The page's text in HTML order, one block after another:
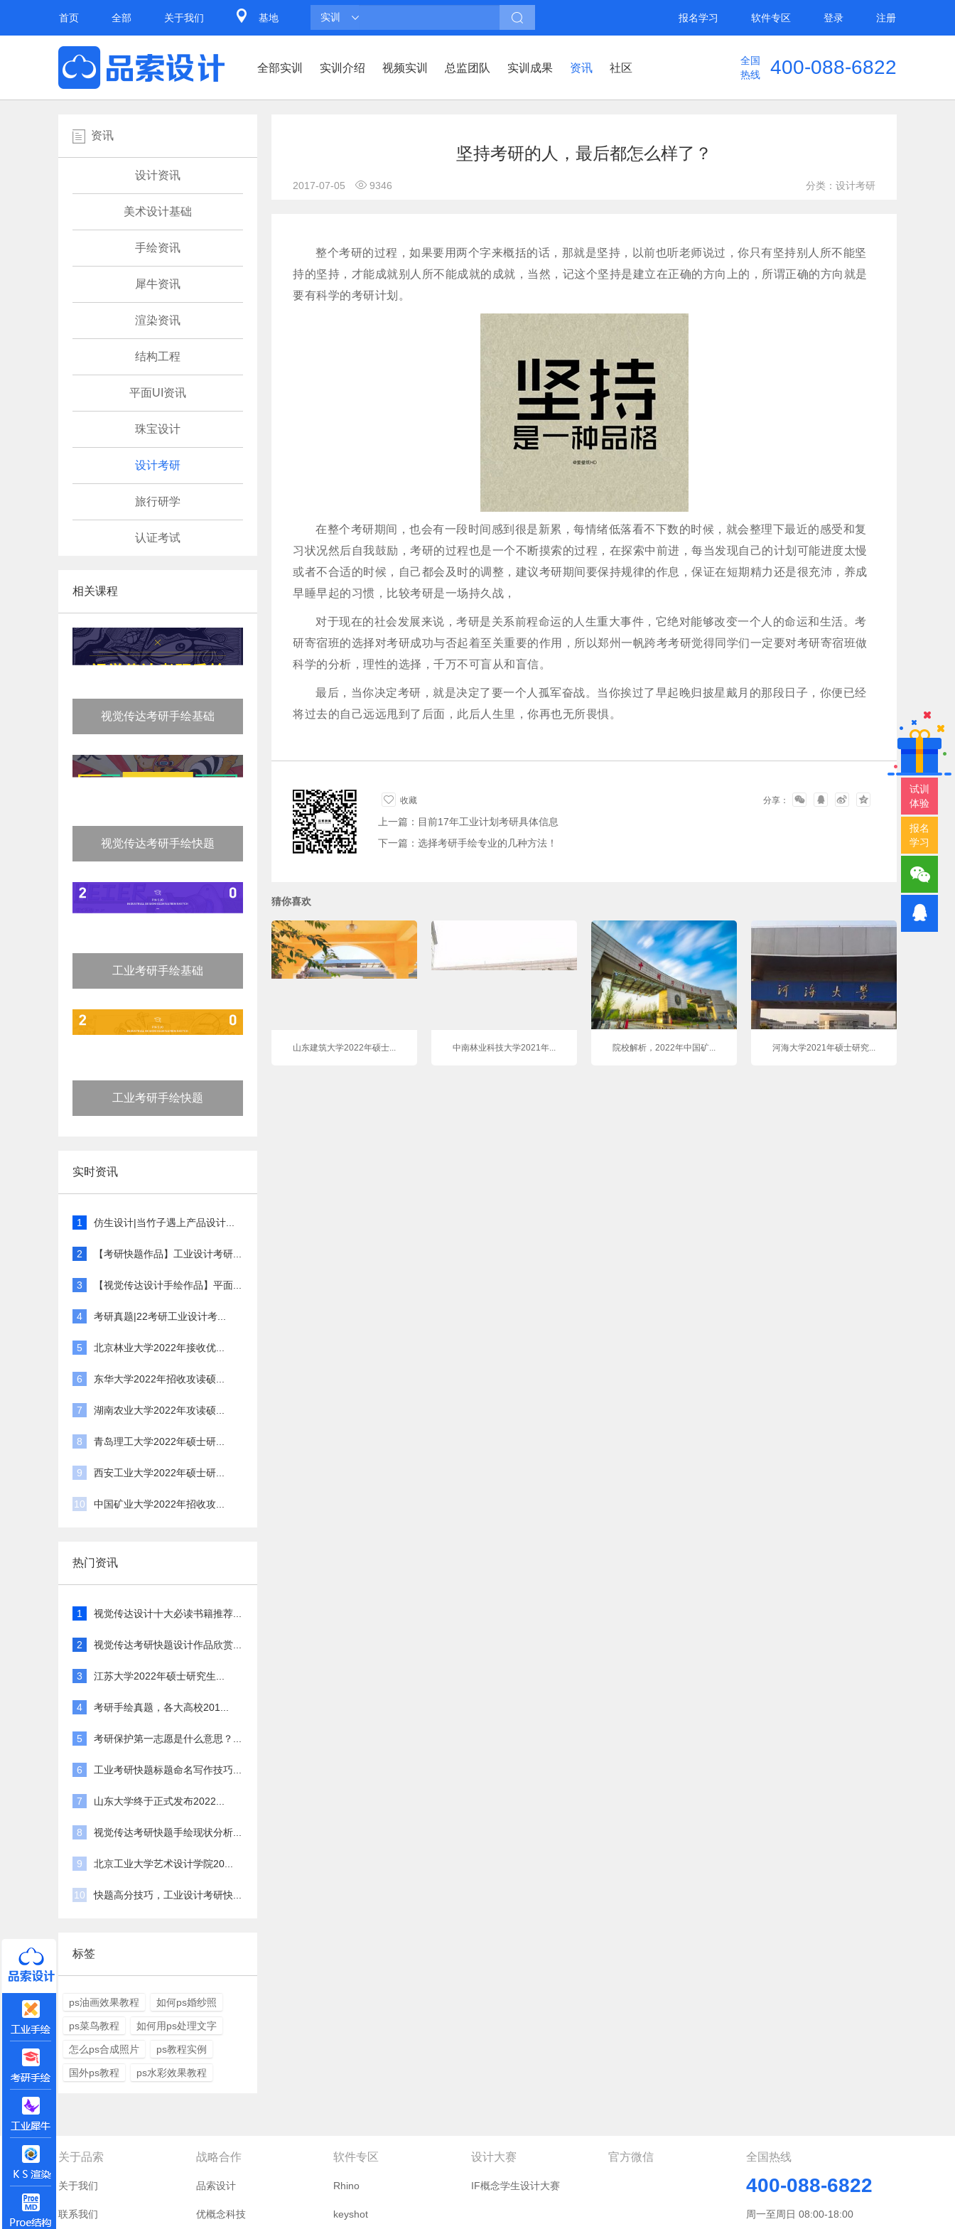
首页 全部 关于我们 基地 实训 注册
登录
软件专区
报名学习
全部实训 实训介绍 视频实训 总监团队 实训成果 资讯 社区
全国
热线
400-088-6822
资讯
设计资讯
美术设计基础
手绘资讯
犀牛资讯
渲染资讯
结构工程
平面UI资讯
珠宝设计
设计考研
旅行研学
认证考试
相关课程
视觉传达考研手绘基础
视觉传达考研手绘快题
工业考研手绘基础
工业考研手绘快题
实时资讯
1 仿生设计|当竹子遇上产品设计...
2 【考研快题作品】工业设计考研...
3 【视觉传达设计手绘作品】平面...
4 考研真题|22考研工业设计考...
5 北京林业大学2022年接收优...
6 东华大学2022年招收攻读硕...
7 湖南农业大学2022年攻读硕...
8 青岛理工大学2022年硕士研...
9 西安工业大学2022年硕士研...
10 中国矿业大学2022年招收攻...
热门资讯
1 视觉传达设计十大必读书籍推荐...
2 视觉传达考研快题设计作品欣赏...
3 江苏大学2022年硕士研究生...
4 考研手绘真题，各大高校201...
5 考研保护第一志愿是什么意思？...
6 工业考研快题标题命名写作技巧...
7 山东大学终于正式发布2022...
8 视觉传达考研快题手绘现状分析...
9 北京工业大学艺术设计学院20...
10 快题高分技巧，工业设计考研快...
标签
ps油画效果教程 如何ps婚纱照
ps菜鸟教程 如何用ps处理文字
怎么ps合成照片 ps教程实例
国外ps教程 ps水彩效果教程
坚持考研的人，最后都怎么样了？
2017-07-05 9346 分类：设计考研
整个考研的过程，如果要用两个字来概括的话，那就是坚持，以前也听老师说过，你只有坚持别人所不能坚
持的坚持，才能成就别人所不能成就的成就，当然，记这个坚持是建立在正确的方向上的，所谓正确的方向就是
要有科学的考研计划。
在整个考研期间，也会有一段时间感到很是新累，每情绪低落看不下数的时候，就会整理下最近的感受和复
习状况然后自我鼓励，考研的过程也是一个不断摸索的过程，在探索中前进，每当发现自己的计划可能进度太慢
或者不合适的时候，自己都会及时的调整，建议考研期间要保持规律的作息，保证在短期精力还是很充沛，养成
早睡早起的习惯，比较考研是一场持久战，
对于现在的社会发展来说，考研是关系前程命运的人生重大事件，它绝对能够改变一个人的命运和生活。考
研寄宿班的选择对考研成功与否起着至关重要的作用，所以郑州一帆跨考考研觉得同学们一定要对考研寄宿班做
科学的分析，理性的选择，千万不可盲从和盲信。
最后，当你决定考研，就是决定了要一个人孤军奋战。当你挨过了早起晚归披星戴月的那段日子，你便已经
将过去的自己远远甩到了后面，此后人生里，你再也无所畏惧。
收藏 分享：
上一篇：目前17年工业计划考研具体信息
下一篇：选择考研手绘专业的几种方法！
猜你喜欢
山东建筑大学2022年硕士... 中南林业科技大学2021年... 院校解析，2022年中国矿... 河海大学2021年硕士研究...
关于品索
关于我们
联系我们
战略合作
品索设计
优概念科技
软件专区
Rhino
keyshot
设计大赛
IF概念学生设计大赛
官方微信 全国热线
400-088-6822
周一至周日 08:00-18:00
试训
体验
报名
学习